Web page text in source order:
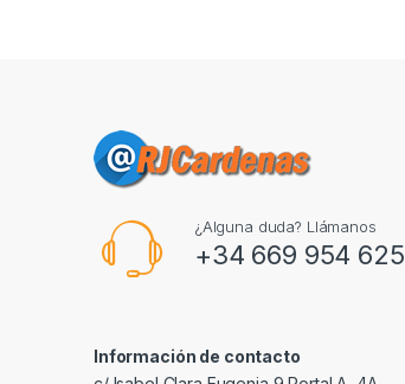
¿Alguna duda? Llámanos
+34 669 954 625
Información de contacto